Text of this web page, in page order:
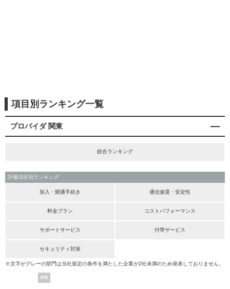
項目別ランキング一覧
プロバイダ 関東
総合ランキング
評価項目別ランキング
加入・開通手続き 通信速度・安定性
料金プラン コストパフォーマンス
サポートサービス 付帯サービス
セキュリティ対策
※文字がグレーの部門は当社規定の条件を満たした企業が2社未満のため発表しておりません。
PR